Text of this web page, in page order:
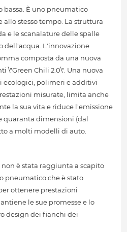
È uno pneumatico
allo stesso tempo. La struttura
e le scanalature delle spalle
dell'acqua. L'innovazione
composta da una nuova
\"Green Chili 2.0\". Una nuova
polimeri e additivi
misurate, limita anche
la sua vita e riduce l'emissione
quaranta dimensioni (dal
a molti modelli di auto.
non è stata raggiunta a scapito
pneumatico che è stato
ottenere prestazioni
le sue promesse e lo
design dei fianchi dei